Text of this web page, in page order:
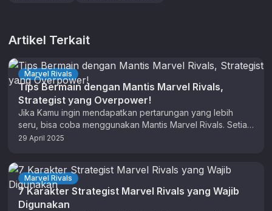
Artikel Terkait
Marvel Rivals
Tips Bermain dengan Mantis Marvel Rivals,
Strategist yang Overpower!
Jika Kamu ingin mendapatkan pertarungan yang lebih
seru, bisa coba menggunakan Mantis Marvel Rivals. Setiap
skill yang dimiliki oleh karakter …
29 April 2025
Marvel Rivals
7 Karakter Strategist Marvel Rivals yang Wajib
Digunakan